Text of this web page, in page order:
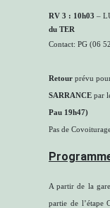
RV 3 : 10h03 –
du TER
Contact: PG (06
Retour prévu
SARRANCE par
Pau 19h47)
Pas de
A partir de la
partie de l’étape